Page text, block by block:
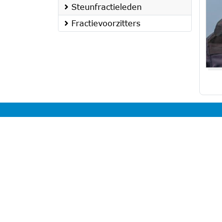
Steunfractieleden
Fractievoorzitters